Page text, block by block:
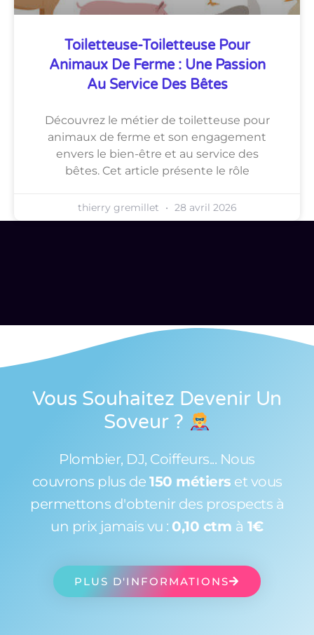
Toiletteuse-Toiletteuse Pour
Animaux De Ferme : Une Passion
Au Service Des Bêtes
Découvrez le métier de toiletteuse pour
animaux de ferme et son engagement
envers le bien-être et au service des
bêtes. Cet article présente le rôle
thierry gremillet 28 avril 2026
Vous Souhaitez Devenir Un
Soveur ?
Plombier, DJ, Coiffeurs... Nous
couvrons plus de 150 métiers et vous
permettons d'obtenir des prospects à
un prix jamais vu : 0,10 ctm à 1€
PLUS D'INFORMATIONS